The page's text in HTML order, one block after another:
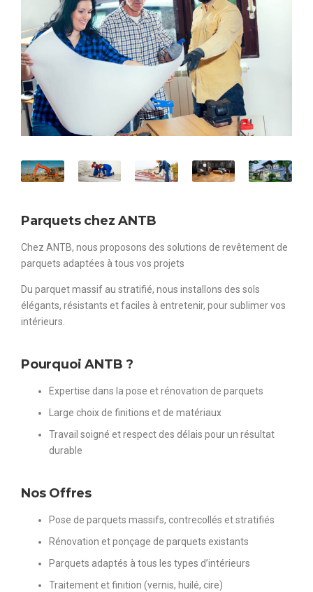
Parquets chez ANTB
Chez ANTB, nous proposons des solutions de revêtement de
parquets adaptées à tous vos projets
Du parquet massif au stratifié, nous installons des sols
élégants, résistants et faciles à entretenir, pour sublimer vos
intérieurs.
Pourquoi ANTB ?
Expertise dans la pose et rénovation de parquets
Large choix de finitions et de matériaux
Travail soigné et respect des délais pour un résultat
durable
Nos Offres
Pose de parquets massifs, contrecollés et stratifiés
Rénovation et ponçage de parquets existants
Parquets adaptés à tous les types d’intérieurs
Traitement et finition (vernis, huilé, cire)